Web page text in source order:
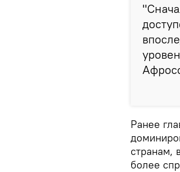
Ранее
странам,
более